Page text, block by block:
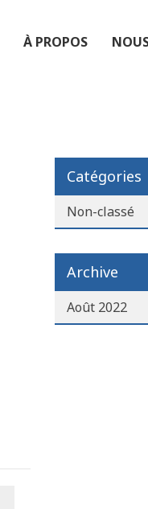
À PROPOS
Catégories
Non-classé
Archive
Août 2022